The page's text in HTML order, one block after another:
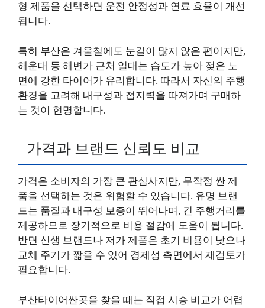
형 제품을 선택하면 운전 안정성과 연료 효율이 개선
됩니다.
특히 부산은 겨울철에도 눈길이 많지 않은 편이지만,
해운대 등 해변가 근처 일대는 습도가 높아 젖은 노
면에 강한 타이어가 유리합니다. 따라서 자신의 주행
환경을 고려해 내구성과 접지력을 따져가며 구매하
는 것이 현명합니다.
가격과 브랜드 신뢰도 비교
가격은 소비자의 가장 큰 관심사지만, 무작정 싼 제
품을 선택하는 것은 위험할 수 있습니다. 유명 브랜
드는 품질과 내구성 보증이 뛰어나며, 긴 주행거리를
제공하므로 장기적으로 비용 절감에 도움이 됩니다.
반면 신생 브랜드나 저가 제품은 초기 비용이 낮으나
교체 주기가 짧을 수 있어 경제성 측면에서 재검토가
필요합니다.
부산타이어싼곳을 찾을 때는 직접 시승 비교가 어렵